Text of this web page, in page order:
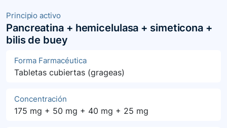
Principio activo
Pancreatina + hemicelulasa + simeticona +
bilis de buey
Forma Farmacéutica
Tabletas cubiertas (grageas)
Concentración
175 mg + 50 mg + 40 mg + 25 mg